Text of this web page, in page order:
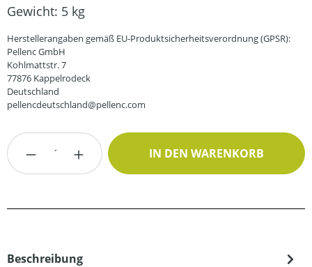
Gewicht: 5 kg
Herstellerangaben gemäß EU-Produktsicherheitsverordnung (GPSR):
Pellenc GmbH
Kohlmattstr. 7
77876 Kappelrodeck
Deutschland
pellencdeutschland@pellenc.com
Produkt Anzahl: Gib den gewünschten
IN DEN WARENKORB
Beschreibung